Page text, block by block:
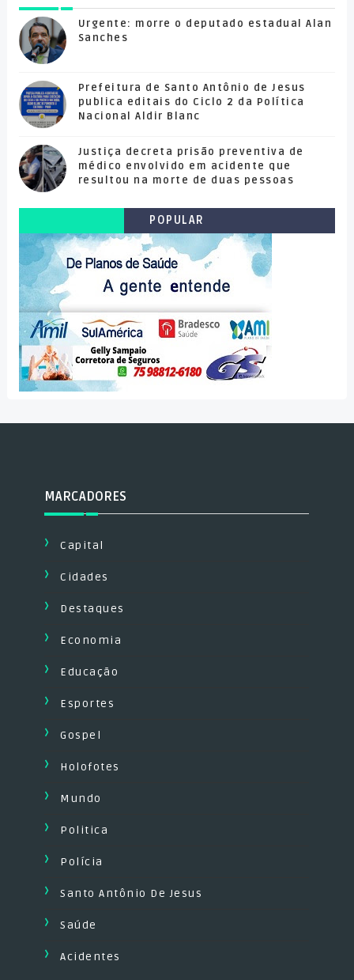
Urgente: morre o deputado estadual Alan
Sanches
Prefeitura de Santo Antônio de Jesus
publica editais do Ciclo 2 da Política
Nacional Aldir Blanc
Justiça decreta prisão preventiva de
médico envolvido em acidente que
resultou na morte de duas pessoas
POPULAR
MARCADORES
Capital
Cidades
Destaques
Economia
Educação
Esportes
Gospel
Holofotes
Mundo
Politica
Polícia
Santo Antônio De Jesus
Saúde
Acidentes